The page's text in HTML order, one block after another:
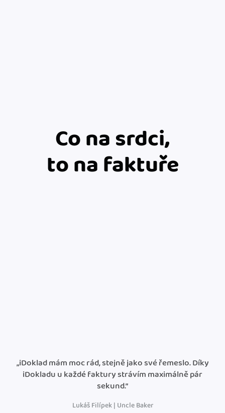
Co na srdci,
to na faktuře
„iDoklad mám moc rád, stejně jako své řemeslo. Díky
iDokladu u každé faktury strávím maximálně pár
sekund.”
Lukáš Filípek | Uncle Baker